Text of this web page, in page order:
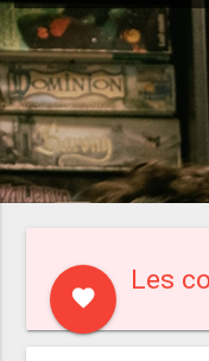
favorite
Les